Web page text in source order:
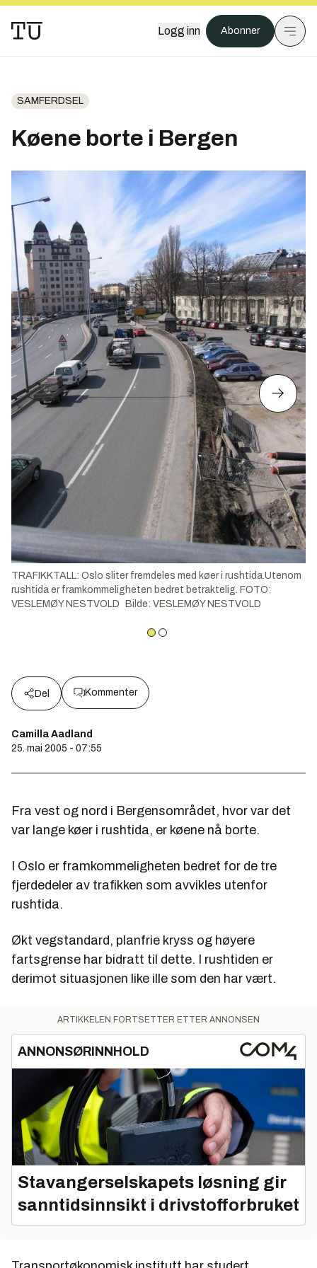
Logg inn Abonner
SAMFERDSEL
Køene borte i Bergen
TRAFIKKTALL: Oslo sliter fremdeles med køer i rushtida.Utenom
rushtida er framkommeligheten bedret betraktelig. FOTO:
VESLEMØY NESTVOLD Bilde: VESLEMØY NESTVOLD
Del Kommenter
Camilla Aadland
25. mai 2005 - 07:55
Fra vest og nord i Bergensområdet, hvor var det
var lange køer i rushtida, er køene nå borte.
I Oslo er framkommeligheten bedret for de tre
fjerdedeler av trafikken som avvikles utenfor
rushtida.
Økt vegstandard, planfrie kryss og høyere
fartsgrense har bidratt til dette. I rushtiden er
derimot situasjonen like ille som den har vært.
ARTIKKELEN FORTSETTER ETTER ANNONSEN
ANNONSØRINNHOLD
Stavangerselskapets løsning gir
sanntidsinnsikt i drivstofforbruket